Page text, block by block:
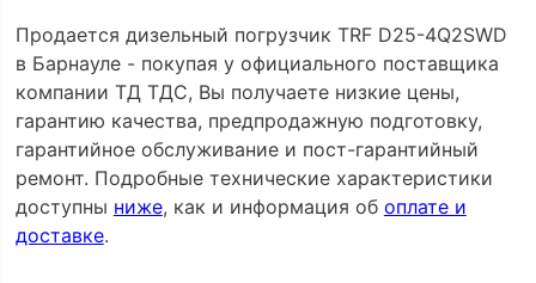
Продается дизельный погрузчик TRF D25-4Q2SWD
в Барнауле - покупая у официального поставщика
компании ТД ТДС, Вы получаете низкие цены,
гарантию качества, предпродажную подготовку,
гарантийное обслуживание и пост-гарантийный
ремонт. Подробные технические характеристики
доступны ниже, как и информация об оплате и
доставке.